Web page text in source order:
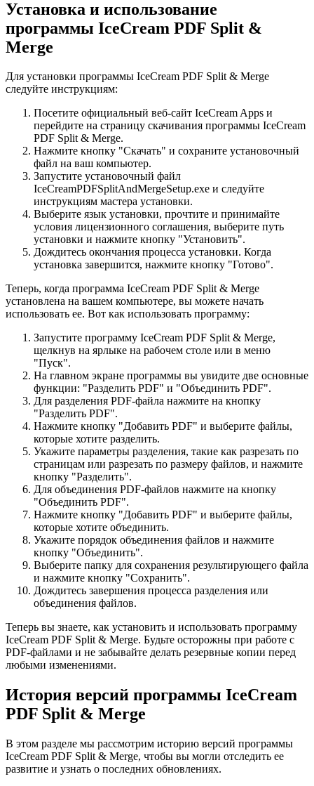
Установка и использование
программы IceCream PDF Split &
Merge
Для установки программы IceCream PDF Split & Merge
следуйте инструкциям:
Посетите официальный веб-сайт IceCream Apps и
перейдите на страницу скачивания программы IceCream
PDF Split & Merge.
Нажмите кнопку "Скачать" и сохраните установочный
файл на ваш компьютер.
Запустите установочный файл
IceCreamPDFSplitAndMergeSetup.exe и следуйте
инструкциям мастера установки.
Выберите язык установки, прочтите и принимайте
условия лицензионного соглашения, выберите путь
установки и нажмите кнопку "Установить".
Дождитесь окончания процесса установки. Когда
установка завершится, нажмите кнопку "Готово".
Теперь, когда программа IceCream PDF Split & Merge
установлена на вашем компьютере, вы можете начать
использовать ее. Вот как использовать программу:
Запустите программу IceCream PDF Split & Merge,
щелкнув на ярлыке на рабочем столе или в меню
"Пуск".
На главном экране программы вы увидите две основные
функции: "Разделить PDF" и "Объединить PDF".
Для разделения PDF-файла нажмите на кнопку
"Разделить PDF".
Нажмите кнопку "Добавить PDF" и выберите файлы,
которые хотите разделить.
Укажите параметры разделения, такие как разрезать по
страницам или разрезать по размеру файлов, и нажмите
кнопку "Разделить".
Для объединения PDF-файлов нажмите на кнопку
"Объединить PDF".
Нажмите кнопку "Добавить PDF" и выберите файлы,
которые хотите объединить.
Укажите порядок объединения файлов и нажмите
кнопку "Объединить".
Выберите папку для сохранения результирующего файла
и нажмите кнопку "Сохранить".
Дождитесь завершения процесса разделения или
объединения файлов.
Теперь вы знаете, как установить и использовать программу
IceCream PDF Split & Merge. Будьте осторожны при работе с
PDF-файлами и не забывайте делать резервные копии перед
любыми изменениями.
История версий программы IceCream
PDF Split & Merge
В этом разделе мы рассмотрим историю версий программы
IceCream PDF Split & Merge, чтобы вы могли отследить ее
развитие и узнать о последних обновлениях.